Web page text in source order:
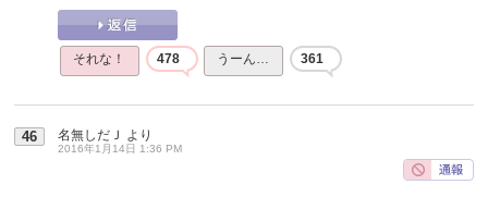
それな！ 478 うーん… 361
46 名無しだＪ より
2016年1月14日 1:36 PM